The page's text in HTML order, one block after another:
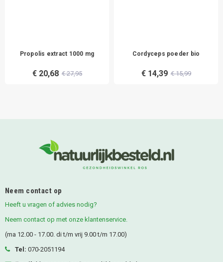
Propolis extract 1000 mg
€ 20,68 € 27,95
Cordyceps poeder bio
€ 14,39 € 15,99
Neem contact op
Heeft u vragen of advies nodig?
Neem contact op met onze klantenservice.
(ma 12.00 - 17.00. di t/m vrij 9.00 t/m 17.00)
Tel: 070-2051194